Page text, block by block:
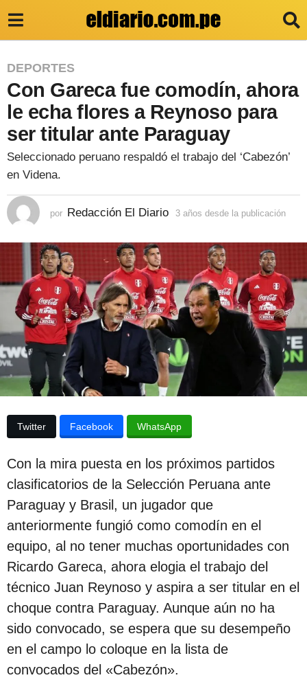
3
a
ñ
o
s
d
s
u
b
l
i
c
a
c
i
ó
n
3
a
ñ
o
s
d
e
DEPORTES
Con Gareca fue comodín, ahora
le echa flores a Reynoso para
ser titular ante Paraguay
Seleccionado peruano respaldó el trabajo del ‘Cabezón’
en Videna.
por Redacción El Diario 3 años desde la publicación
d
e
s
d
e
l
a
p
b
Twitter Facebook WhatsApp
Con la mira puesta en los próximos partidos
clasificatorios de la Selección Peruana ante
Paraguay y Brasil, un jugador que
anteriormente fungió como comodín en el
equipo, al no tener muchas oportunidades con
Ricardo Gareca, ahora elogia el trabajo del
técnico Juan Reynoso y aspira a ser titular en el
choque contra Paraguay. Aunque aún no ha
sido convocado, se espera que su desempeño
en el campo lo coloque en la lista de
convocados del «Cabezón».